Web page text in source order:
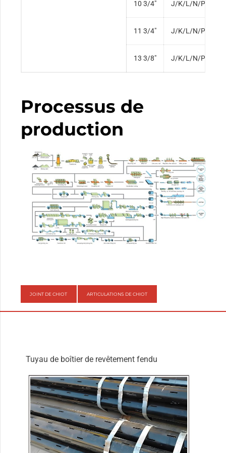
10 3/4″ J/K/L/N/P
11 3/4″ J/K/L/N/P
13 3/8″ J/K/L/N/P
Processus de
production
JOINT DE CHIOT ARTICULATIONS DE CHIOT
Tuyau de boîtier de revêtement fendu